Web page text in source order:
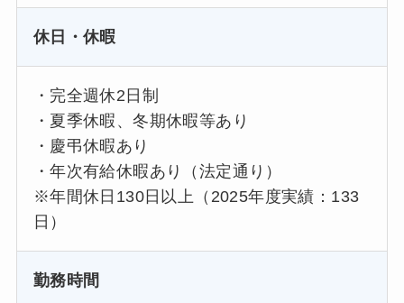
休日・休暇
・完全週休2日制
・夏季休暇、冬期休暇等あり
・慶弔休暇あり
・年次有給休暇あり（法定通り）
※年間休日130日以上（2025年度実績：133
日）
勤務時間